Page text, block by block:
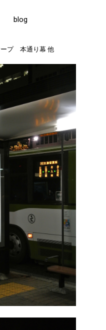
blog
プ 本通り幕 他